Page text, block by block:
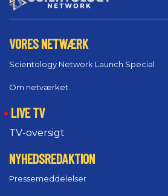
VORES NETWÆRK
Scientology Network Launch Special
Om netværket
LIVE TV
TV-oversigt
NYHEDSREDAKTION
Pressemeddelelser